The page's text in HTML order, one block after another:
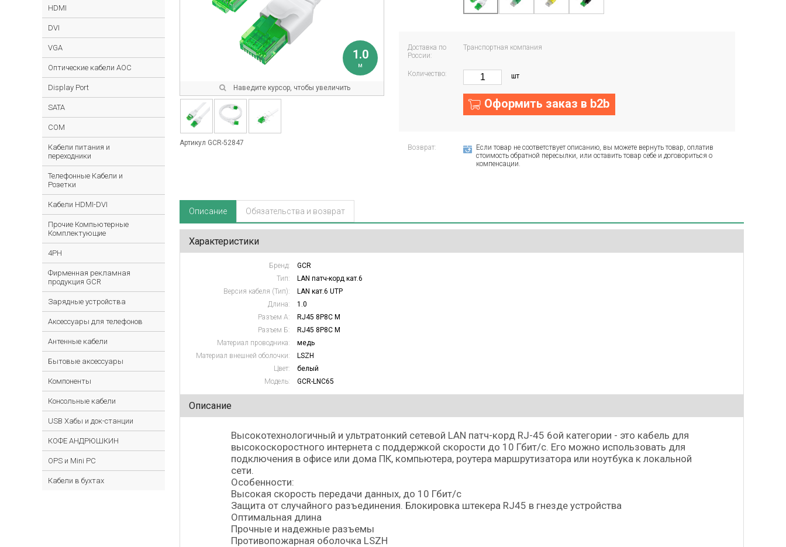
HDMI
DVI
VGA
Оптические кабели AOC
Display Port
SATA
COM
Кабели питания и
переходники
Телефонные Кабели и
Розетки
Кабели HDMI-DVI
Прочие Компьютерные
Комплектующие
4PH
Фирменная рекламная
продукция GCR
Зарядные устройства
Аксессуары для телефонов
Антенные кабели
Бытовые аксессуары
Компоненты
Консольные кабели
USB Хабы и док-станции
КОФЕ АНДРЮШКИН
OPS и Mini PC
Кабели в бухтах
1.0
м
Наведите курсор, чтобы увеличить
Артикул GCR-52847
Доставка по
России:
Транспортная компания
Количество: шт
Оформить заказ в b2b
Возврат:
Если товар не соответствует описанию, вы можете вернуть товар, оплатив
стоимость обратной пересылки, или оставить товар себе и договориться о
компенсации.
Описание Обязательства и возврат
Характеристики
Бренд:
GCR
Тип:
LAN патч-корд кат.6
Версия кабеля (Тип):
LAN кат.6 UTP
Длина:
1.0
Разъем А:
RJ45 8P8C M
Разъем Б:
RJ45 8P8C M
Материал проводника:
медь
Материал внешней оболочки:
LSZH
Цвет:
белый
Модель:
GCR-LNC65
Описание
Высокотехнологичный и ультратонкий сетевой LAN патч-корд RJ-45 6ой категории - это кабель для
высокоскоростного интернета с поддержкой скорости до 10 Гбит/с. Его можно использовать для
подключения в офисе или дома ПК, компьютера, роутера маршрутизатора или ноутбука к локальной
сети.
Особенности:
Высокая скорость передачи данных, до 10 Гбит/с
Защита от случайного разъединения. Блокировка штекера RJ45 в гнезде устройства
Оптимальная длина
Прочные и надежные разъемы
Противопожарная оболочка LSZH